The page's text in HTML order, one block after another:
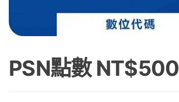
PSN點數 NT$500